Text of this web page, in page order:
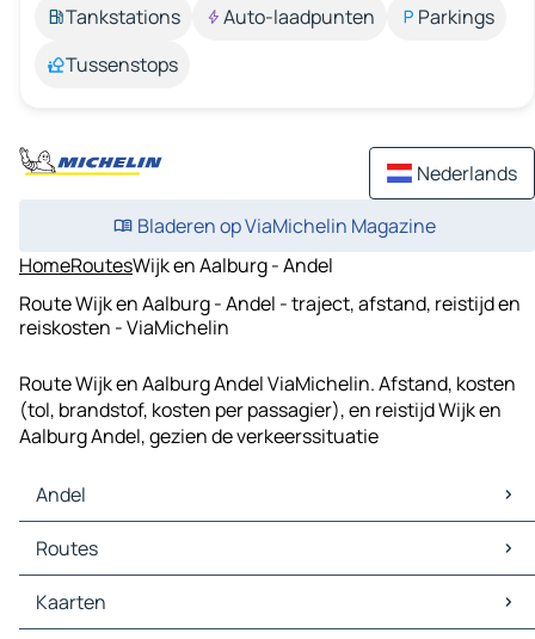
Tankstations
Auto-laadpunten
Parkings
Tussenstops
Nederlands
Bladeren op ViaMichelin Magazine
HomeRoutesWijk en Aalburg - Andel
Route Wijk en Aalburg - Andel - traject, afstand, reistijd en
reiskosten - ViaMichelin
Route Wijk en Aalburg Andel ViaMichelin. Afstand, kosten
(tol, brandstof, kosten per passagier), en reistijd Wijk en
Aalburg Andel, gezien de verkeerssituatie
Andel
Andel Kaarten
Andel Verkeer
Andel Hotels
Andel Restaurants
Routes
Routes Andel - Almkerk
Routes Andel - Geldermalsen
Kaarten